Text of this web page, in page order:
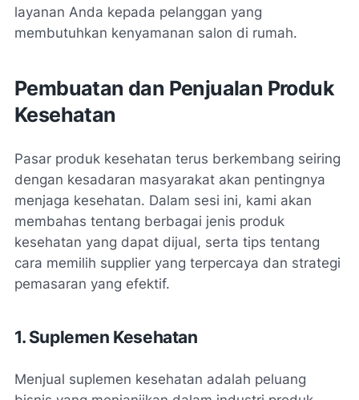
layanan Anda kepada pelanggan yang
membutuhkan kenyamanan salon di rumah.
Pembuatan dan Penjualan Produk
Kesehatan
Pasar produk kesehatan terus berkembang seiring
dengan kesadaran masyarakat akan pentingnya
menjaga kesehatan. Dalam sesi ini, kami akan
membahas tentang berbagai jenis produk
kesehatan yang dapat dijual, serta tips tentang
cara memilih supplier yang terpercaya dan strategi
pemasaran yang efektif.
1. Suplemen Kesehatan
Menjual suplemen kesehatan adalah peluang